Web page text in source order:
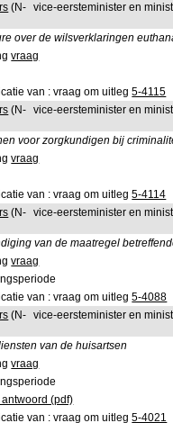
(N- vice-eersteminister en
over de wilsverklaringen
vraag
van : vraag om uitleg5-4115
(N- vice-eersteminister en
voor zorgkundigen bij
vraag
van : vraag om uitleg5-4114
(N- vice-eersteminister en
van de maatregel
vraag
van : vraag om uitleg5-4088
(N- vice-eersteminister en
van de huisartsen
vraag
(pdf)
van : vraag om uitleg5-4021